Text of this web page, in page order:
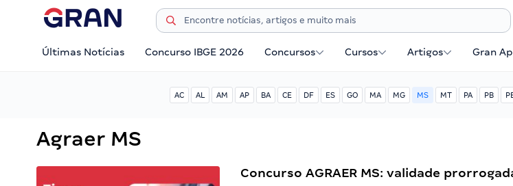
Últimas Notícias Concurso IBGE 2026 Concursos Cursos Artigos Gran
AC AL AM AP BA CE DF ES GO MA MG MS MT PA PB
Agraer MS
Concurso AGRAER MS: validade